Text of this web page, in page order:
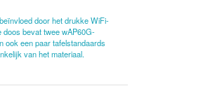
door het drukke WiFi-
doos bevat twee wAP60G-
ook een paar tafelstandaards
van het materiaal.